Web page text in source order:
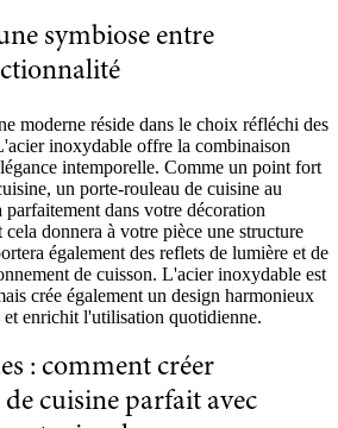
symbiose entre
moderne réside dans le choix réfléchi des
inoxydable offre la combinaison
intemporelle. Comme un point fort
un porte-rouleau de cuisine au
parfaitement dans votre décoration
donnera à votre pièce une structure
également des reflets de lumière et de
de cuisson. L'acier inoxydable est
crée également un design harmonieux
enrichit l'utilisation quotidienne.
: comment créer
cuisine parfait avec